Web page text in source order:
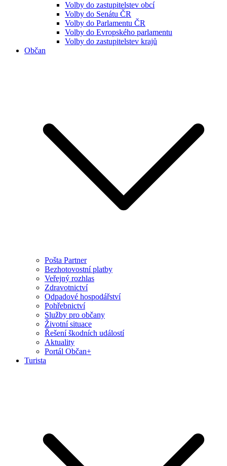
Volby do zastupitelstev obcí
Volby do Senátu ČR
Volby do Parlamentu ČR
Volby do Evropského parlamentu
Volby do zastupitelstev krajů
Občan
Pošta Partner
Bezhotovostní platby
Veřejný rozhlas
Zdravotnictví
Odpadové hospodářství
Pohřebnictví
Služby pro občany
Životní situace
Řešení škodních událostí
Aktuality
Portál Občan+
Turista